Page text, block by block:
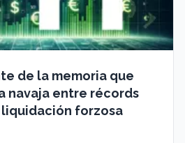
de la memoria que
navaja entre récords
forzosa